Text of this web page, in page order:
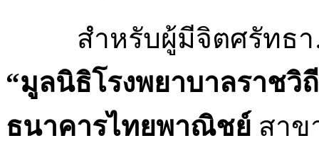
สำหรับผู้มีจิตศรัทธ
“มูลนิธิโรงพยาบาลราชวิ
ธนาคารไทยพาณิชย์ สาข